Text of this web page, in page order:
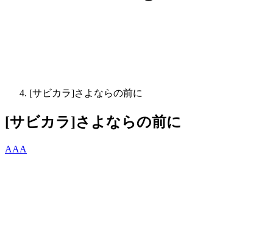
[サビカラ]さよならの前に
[サビカラ]さよならの前に
AAA